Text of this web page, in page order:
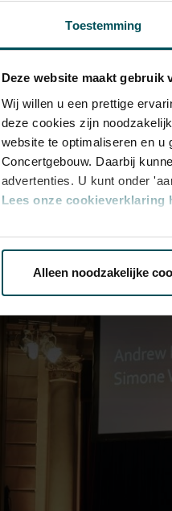
Toestemming
Deze website maakt gebruik
Wij willen u een prettige
deze cookies zijn
website te optimaliseren en u
Concertgebouw. Daarbij
advertenties. U kunt onder
Lees onze cookieverklaring
Via decookieverklaringop
We werken samen met32
Alleen noodzakelijke